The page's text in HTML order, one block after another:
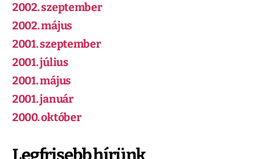
2002. szeptember
2002. május
2001. szeptember
2001. július
2001. május
2001. január
2000. október